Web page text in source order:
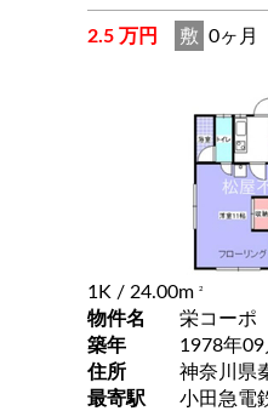
2.5 万円 敷 0ヶ月
1K / 24.00m 2
物件名
栄コーポ
築年
1978年09
住所
神奈川県
最寄駅
小田急電